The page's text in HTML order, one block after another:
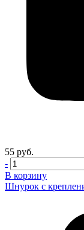
55 руб.
-
В корзину
Шнурок с